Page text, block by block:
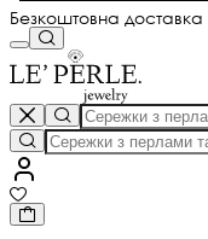
Безкоштовна доставка